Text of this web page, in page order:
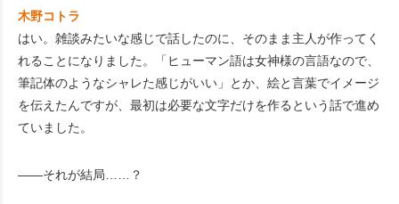
木野コトラ
はい。雑談みたいな感じで話したのに、そのまま主人が作ってく
れることになりました。「ヒューマン語は女神様の言語なので、
筆記体のようなシャレた感じがいい」とか、絵と言葉でイメージ
を伝えたんですが、最初は必要な文字だけを作るという話で進め
ていました。
――それが結局……？